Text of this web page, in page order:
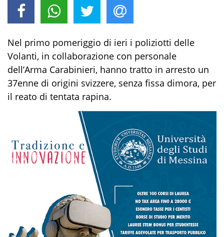
Nel primo pomeriggio di ieri i poliziotti delle
Volanti, in collaborazione con personale
dell’Arma Carabinieri, hanno tratto in arresto un
37enne di origini svizzere, senza fissa dimora, per
il reato di tentata rapina.